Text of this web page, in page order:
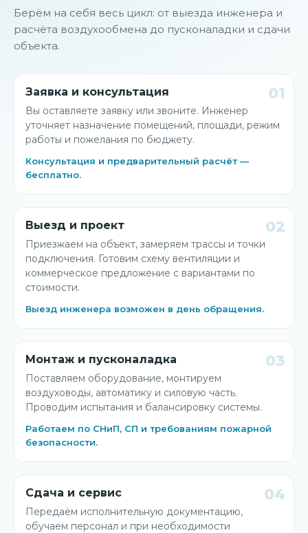
Берём на себя весь цикл: от выезда инженера и
расчёта воздухообмена до пусконаладки и сдачи
объекта.
01
Заявка и консультация
Вы оставляете заявку или звоните. Инженер
уточняет назначение помещений, площади, режим
работы и пожелания по бюджету.
Консультация и предварительный расчёт —
бесплатно.
02
Выезд и проект
Приезжаем на объект, замеряем трассы и точки
подключения. Готовим схему вентиляции и
коммерческое предложение с вариантами по
стоимости.
Выезд инженера возможен в день обращения.
03
Монтаж и пусконаладка
Поставляем оборудование, монтируем
воздуховоды, автоматику и силовую часть.
Проводим испытания и балансировку системы.
Работаем по СНиП, СП и требованиям пожарной
безопасности.
04
Сдача и сервис
Передаём исполнительную документацию,
обучаем персонал и при необходимости